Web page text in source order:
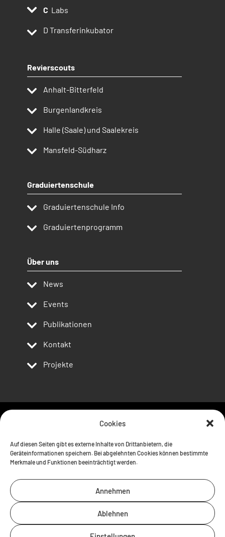
Cookies
Auf diesen Seiten gibt es externe Inhalte von Drittanbietern, die
Geräteinformationen speichern. Bei abgelehnten Cookies können bestimmte
Merkmale und Funktionen beeinträchtigt werden.
Annehmen
Ablehnen
Labs
D Transferinkubator
Revierscouts
Anhalt-Bitterfeld
Burgenlandkreis
Halle (Saale) und Saalekreis
Mansfeld-Südharz
Graduiertenschule
Graduiertenschule Info
Graduiertenprogramm
Über uns
News
Events
Publikationen
Kontakt
Projekte